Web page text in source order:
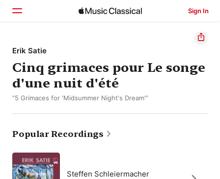
Sign In
Home
Browse
Search
Erik Satie
Cinq grimaces pour Le songe
d'une nuit d'été
“5 Grimaces for 'Midsummer Night's Dream'”
Popular Recordings
Steffen Schleiermacher